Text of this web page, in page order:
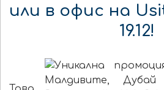
или в офис на
19.12!